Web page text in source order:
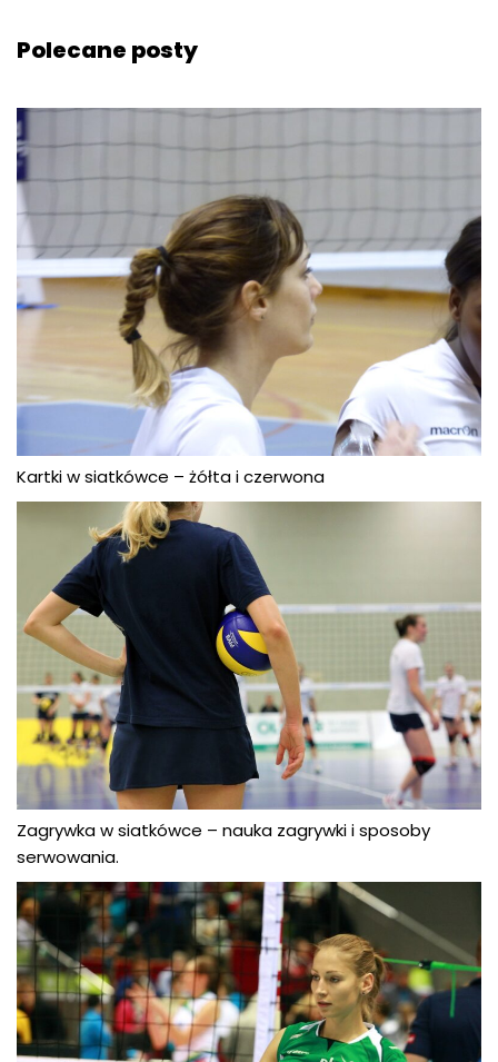
Polecane posty
Kartki w siatkówce – żółta i czerwona
Zagrywka w siatkówce – nauka zagrywki i sposoby
serwowania.